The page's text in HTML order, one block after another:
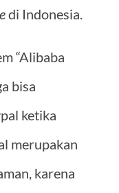
di Indonesia.
“Alibaba
bisa
ketika
merupakan
karena